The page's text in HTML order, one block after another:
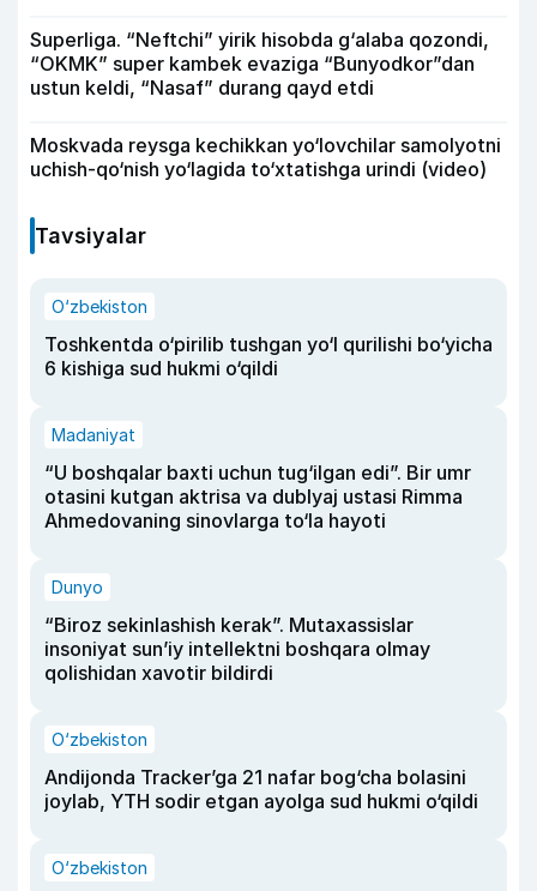
Superliga. “Neftchi” yirik hisobda g‘alaba qozondi,
“OKMK” super kambek evaziga “Bunyodkor”dan
ustun keldi, “Nasaf” durang qayd etdi
Moskvada reysga kechikkan yo‘lovchilar samolyotni
uchish-qo‘nish yo‘lagida to‘xtatishga urindi (video)
Tavsiyalar
O‘zbekiston
Toshkentda o‘pirilib tushgan yo‘l qurilishi bo‘yicha
6 kishiga sud hukmi o‘qildi
Madaniyat
“U boshqalar baxti uchun tug‘ilgan edi”. Bir umr
otasini kutgan aktrisa va dublyaj ustasi Rimma
Ahmedovaning sinovlarga to‘la hayoti
Dunyo
“Biroz sekinlashish kerak”. Mutaxassislar
insoniyat sun’iy intellektni boshqara olmay
qolishidan xavotir bildirdi
O‘zbekiston
Andijonda Tracker’ga 21 nafar bog‘cha bolasini
joylab, YTH sodir etgan ayolga sud hukmi o‘qildi
O‘zbekiston